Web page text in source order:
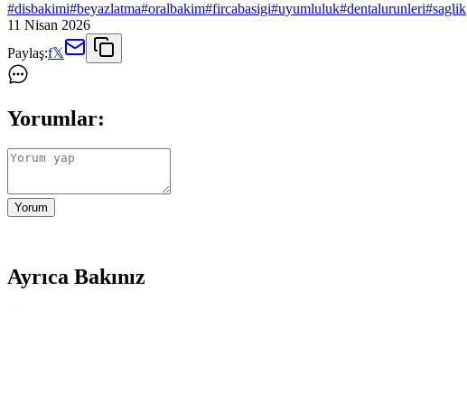
#disbakimi#beyazlatma#oralbakim#fircabasigi#uyumluluk#dentalurunleri#saglik
11 Nisan 2026
Paylaş:f𝕏
Yorumlar:
Yorum
Ayrıca Bakınız